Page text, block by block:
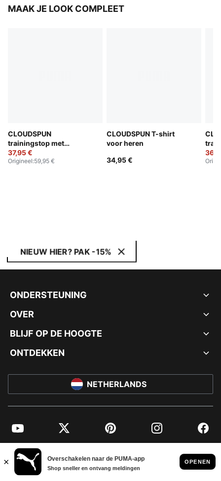
MAAK JE LOOK COMPLEET
CLOUDSPUN
trainingstop met
kwartrits voor heren
37,95 €
Origineel:59,95 €
CLOUDSPUN T-shirt
voor heren
34,95 €
NIEUW HIER? PAK -15%
ONDERSTEUNING
OVER
BLIJF OP DE HOOGTE
ONTDEKKEN
NETHERLANDS
YouTube Twitter Pinterest Instagram
© PUMA EUROPE GMBH, 2026. ALLE RECHTEN VOORBEHOUDEN
BEDRIJFSGEGEVENS EN JURIDISCHE GEGEVENS